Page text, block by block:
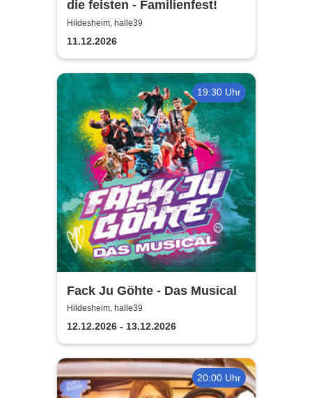
die feisten - Familienfest!
Hildesheim, halle39
11.12.2026
19:30 Uhr
Fack Ju Göhte - Das Musical
Hildesheim, halle39
12.12.2026 - 13.12.2026
20:00 Uhr